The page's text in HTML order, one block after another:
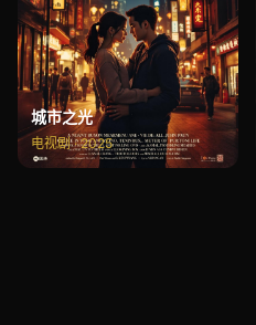
城市之光
电视剧 · 2025